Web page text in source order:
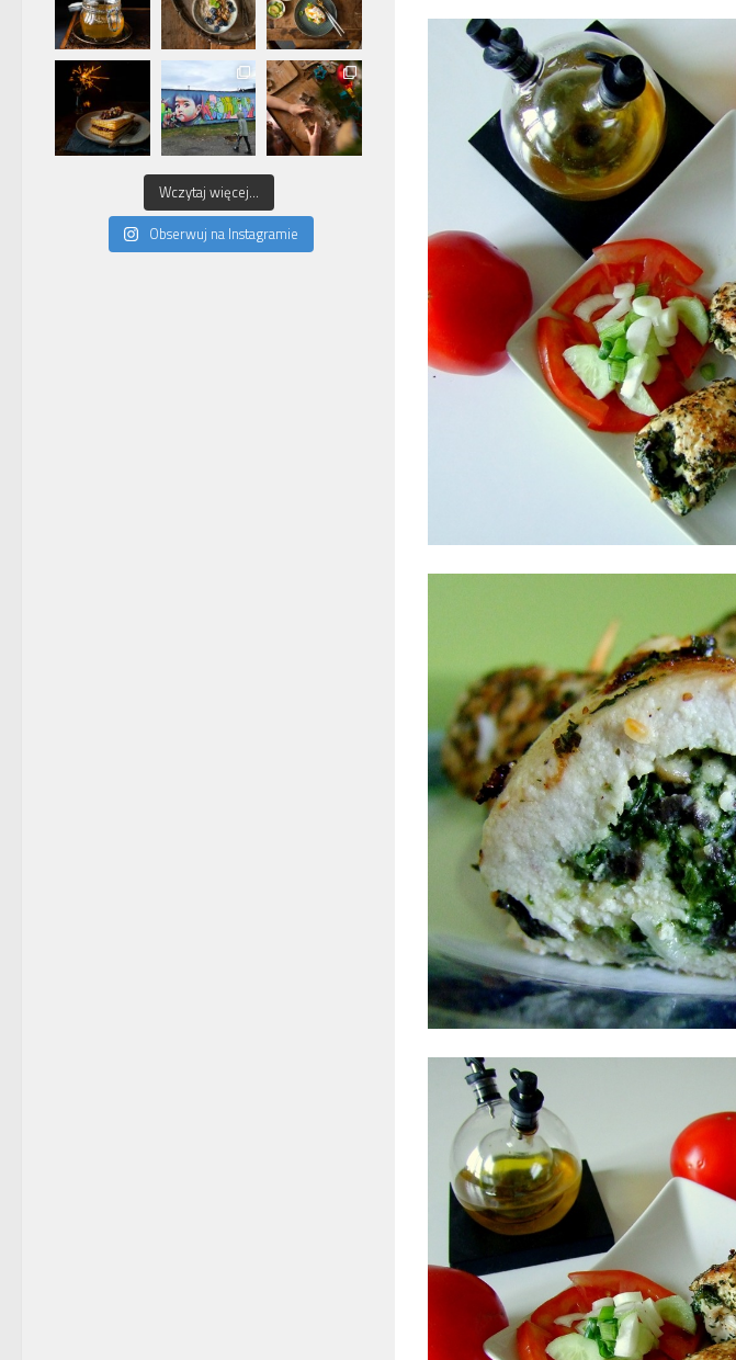
Wczytaj więcej...
Obserwuj na Instagramie